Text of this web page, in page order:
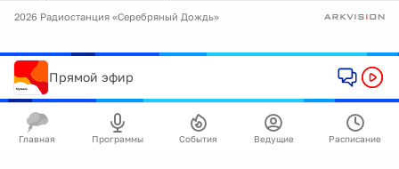
2026 Радиостанция «Серебряный Дождь»
Прямой эфир
Главная Программы События Ведущие Расписание